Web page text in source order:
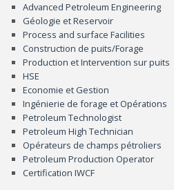
Advanced Petroleum Engineering
Géologie et Reservoir
Process and surface Facilities
Construction de puits/Forage
Production et Intervention sur puits
HSE
Economie et Gestion
Ingénierie de forage et Opérations
Petroleum Technologist
Petroleum High Technician
Opérateurs de champs pétroliers
Petroleum Production Operator
Certification IWCF